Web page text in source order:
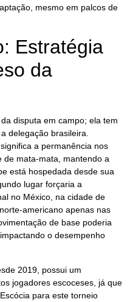
mesmo em palcos de
Estratégia
da
disputa em campo; ela tem
delegação brasileira.
a permanência nos
de mata-mata, mantendo a
está hospedada desde sua
lugar forçaria a
no México, na cidade de
americano apenas nas
de base poderia
o desempenho
2019, possui um
jogadores escoceses, já que
para este torneio